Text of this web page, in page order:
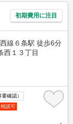
初期費用に注目
線６条駅 徒歩6分
西１３丁目
確認）
談可